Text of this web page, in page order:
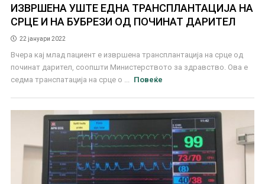
ИЗВРШЕНА УШТЕ ЕДНА ТРАНСПЛАНТАЦИЈА НА
СРЦЕ И НА БУБРЕЗИ ОД ПОЧИНАТ ДАРИТЕЛ
22 јануари 2022
Вчера кај млад пациент е извршена трансплантација на срце од
починат дарител, соопшти Министерството за здравство. Ова е
седма транспатација на срце о ...
Повеќе